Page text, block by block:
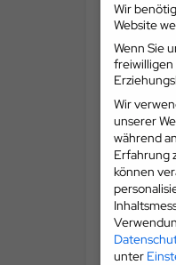
Wir
Website
Wenn Sie
freiwilligen
Wir
unserer
während
Erfahrung
können
unter